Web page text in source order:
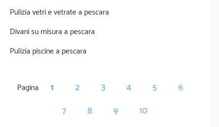
Pulizia vetri e vetrate a pescara
Divani su misura a pescara
Pulizia piscine a pescara
Pagina 1 2 3 4 5
6
7
8 9 10